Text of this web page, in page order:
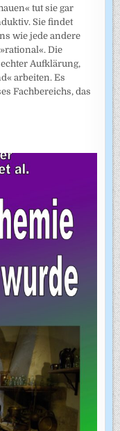
tut sie gar
Sie findet
wie jede andere
Die
Aufklärung,
arbeiten. Es
Fachbereichs, das